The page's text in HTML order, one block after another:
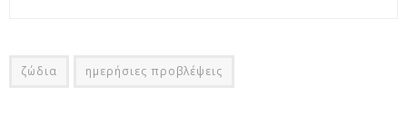
ζώδια ημερήσιες προβλέψεις